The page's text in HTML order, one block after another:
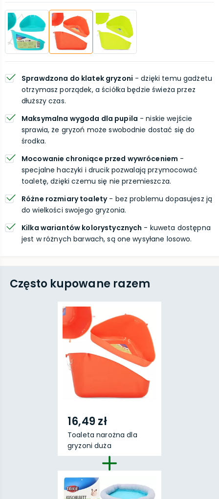
Sprawdzona do klatek gryzoni - dzięki temu gadżetu
otrzymasz porządek, a ściółka będzie świeża przez
dłuższy czas.
Maksymalna wygoda dla pupila - niskie wejście
sprawia, że gryzoń może swobodnie dostać się do
środka.
Mocowanie chroniące przed wywróceniem -
specjalne haczyki i drucik pozwalają przymocować
toaletę, dzięki czemu się nie przemieszcza.
Różne rozmiary toalety- bez problemu dopasujesz ją
do wielkości swojego gryzonia.
Kilka wariantów kolorystycznych - kuweta dostępna
jest w różnych barwach, są one wysyłane losowo.
Często kupowane razem
16,49 zł
Toaleta narożna dla
gryzoni duża